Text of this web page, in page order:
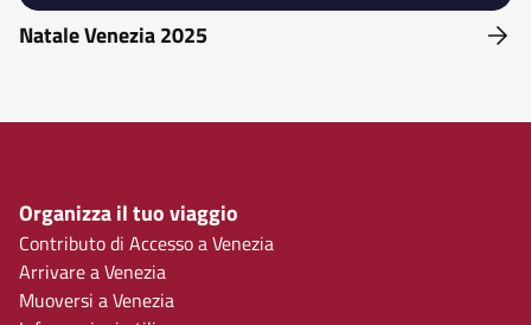
Natale Venezia 2025
Organizza il tuo viaggio
Contributo di Accesso a Venezia
Arrivare a Venezia
Muoversi a Venezia